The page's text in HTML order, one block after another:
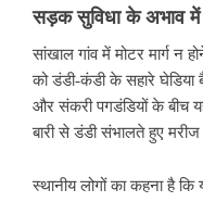
सड़क सुविधा के अभाव में
सांखाल गांव में मोटर मार्ग न
को डंडी-कंडी के सहारे
और संकरी पगडंडियों के बीच
बारी से डंडी संभालते हुए मरीज
स्थानीय लोगों का कहना है कि